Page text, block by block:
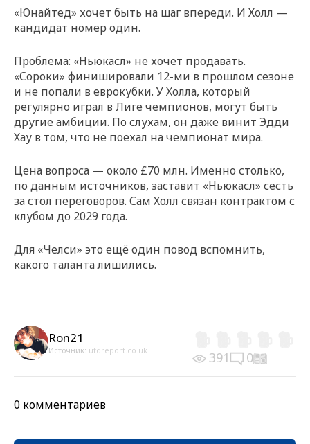
«Юнайтед» хочет быть на шаг впереди. И Холл —
кандидат номер один.
Проблема: «Ньюкасл» не хочет продавать.
«Сороки» финишировали 12-ми в прошлом сезоне
и не попали в еврокубки. У Холла, который
регулярно играл в Лиге чемпионов, могут быть
другие амбиции. По слухам, он даже винит Эдди
Хау в том, что не поехал на чемпионат мира.
Цена вопроса — около £70 млн. Именно столько,
по данным источников, заставит «Ньюкасл» сесть
за стол переговоров. Сам Холл связан контрактом с
клубом до 2029 года.
Для «Челси» это ещё один повод вспомнить,
какого таланта лишились.
Ron21
Источник: utdreport.co.uk 391 0
0 комментариев